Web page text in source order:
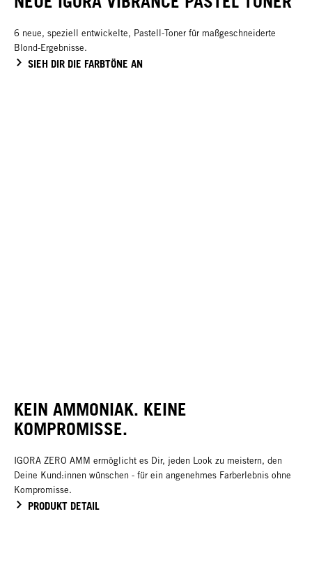
6 neue, speziell entwickelte, Pastell-Toner für maßgeschneiderte
Blond-Ergebnisse.
SIEH DIR DIE FARBTÖNE AN
KEIN AMMONIAK. KEINE
KOMPROMISSE.
IGORA ZERO AMM ermöglicht es Dir, jeden Look zu meistern, den
Deine Kund:innen wünschen - für ein angenehmes Farberlebnis ohne
Kompromisse.
PRODUKT DETAIL